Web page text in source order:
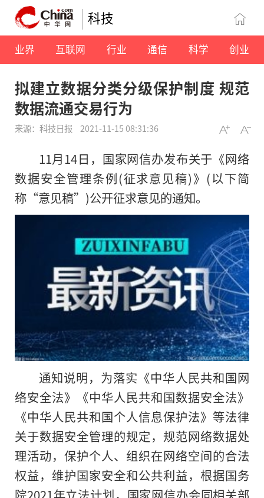
科技
业界 互联网 行业 通信 科学 创业
拟建立数据分类分级保护制度 规范
数据流通交易行为
来源：科技日报 2021-11-15 08:31:36
11月14日，国家网信办发布关于《网络
数据安全管理条例(征求意见稿)》(以下简
称“意见稿”)公开征求意见的通知。
通知说明，为落实《中华人民共和国网
络安全法》《中华人民共和国数据安全法》
《中华人民共和国个人信息保护法》等法律
关于数据安全管理的规定，规范网络数据处
理活动，保护个人、组织在网络空间的合法
权益，维护国家安全和公共利益，根据国务